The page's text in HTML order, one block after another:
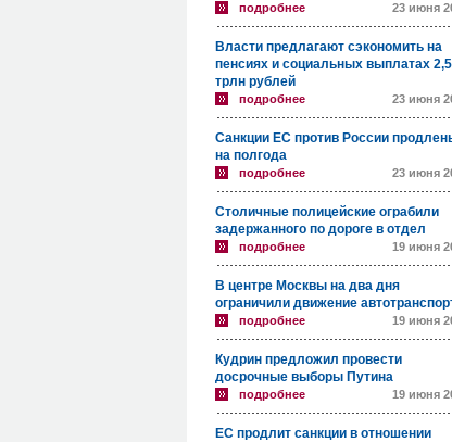
подробнее 23 июня
Власти предлагают сэкономить на
пенсиях и социальных выплатах 2,5
трлн рублей
подробнее 23 июня
Санкции ЕС против России
на полгода
подробнее 23 июня
Столичные полицейские ограбили
задержанного по дороге в отдел
подробнее 19 июня
В центре Москвы на два дня
ограничили движение
подробнее 19 июня
Кудрин предложил провести
досрочные выборы Путина
подробнее 19 июня
ЕС продлит санкции в отношении